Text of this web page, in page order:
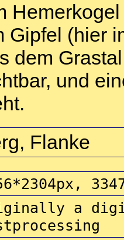
Gipfel (hier
dem
und
Flanke
a